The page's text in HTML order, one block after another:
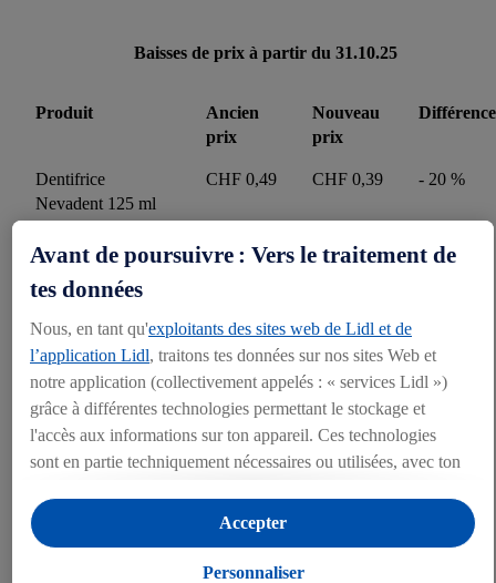
Baisses de prix à partir du 31.10.25
Produit
Ancien
prix
Nouveau
prix
Différence
Dentifrice
Nevadent 125 ml
CHF 0,49 CHF 0,39 - 20 %
Crèmes de soin du
visage Cien 50 ml
CHF 2,69 CHF 2,09 - 22 %
2x150 g
Bains de bouche
Nevadent 500 ml
CHF 1,65 CHF 1,39 - 15 %
Brosses à dents
Nevadent, lot de 2
CHF 0,73 CHF 0,59 - 19 %
Avant de poursuivre : Vers le traitement de
tes données
Nous, en tant qu'exploitants des sites web de Lidl et de
l’application Lidl, traitons tes données sur nos sites Web et
notre application (collectivement appelés : « services Lidl »)
grâce à différentes technologies permettant le stockage et
l'accès aux informations sur ton appareil. Ces technologies
sont en partie techniquement nécessaires ou utilisées, avec ton
statistiques ou la publicité personnalisée à l'intérieur et à
l'extérieur des services Lidl. Si tu es membre du programme
Lidl Plus, des données relatives à ton comportement d'achat en
Personnaliser
Accepter